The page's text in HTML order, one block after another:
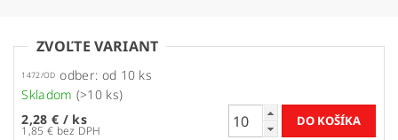
ZVOĽTE VARIANT
1472/OD odber: od 10 ks
Skladom (>10 ks)
2,28 € / ks
1,85 € bez DPH